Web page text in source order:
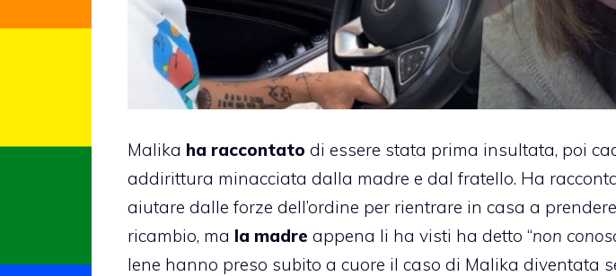
Malika ha raccontato di essere stata prima insultata, poi
addirittura minacciata dalla madre e dal fratello. Ha
aiutare dalle forze dell’ordine per rientrare in casa a
ricambio, ma la madre appena li ha visti ha detto “non
Iene hanno preso subito a cuore il caso di Malika diventata